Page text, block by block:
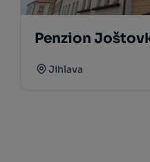
Penzion
Jihlava